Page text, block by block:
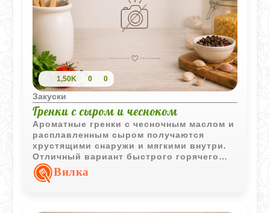
1,50K 0 0
Закуски
Гренки с сыром и чесноком
Ароматные гренки с чесночным маслом и
расплавленным сыром получаются
хрустящими снаружи и мягкими внутри.
Отличный вариант быстрого горячего
перекуса.
Вилка